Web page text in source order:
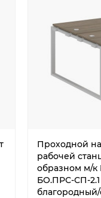
Проходной
рабочей
образном м/к
БО.ПРС-СП-2.1